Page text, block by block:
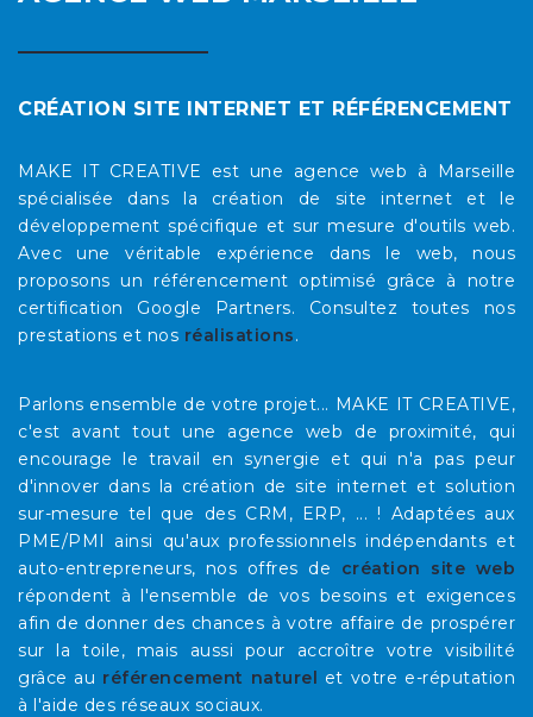
CRÉATION SITE INTERNET ET RÉFÉRENCEMENT
MAKE IT CREATIVE est une agence web à Marseille
spécialisée dans la création de site internet et le
développement spécifique et sur mesure d'outils web.
Avec une véritable expérience dans le web, nous
proposons un référencement optimisé grâce à notre
certification Google Partners. Consultez toutes nos
prestations et nos réalisations.
Parlons ensemble de votre projet... MAKE IT CREATIVE,
c'est avant tout une agence web de proximité, qui
encourage le travail en synergie et qui n'a pas peur
d'innover dans la création de site internet et solution
sur-mesure tel que des CRM, ERP, ... ! Adaptées aux
PME/PMI ainsi qu'aux professionnels indépendants et
auto-entrepreneurs, nos offres de création site web
répondent à l'ensemble de vos besoins et exigences
afin de donner des chances à votre affaire de prospérer
sur la toile, mais aussi pour accroître votre visibilité
grâce au référencement naturel et votre e-réputation
à l'aide des réseaux sociaux.